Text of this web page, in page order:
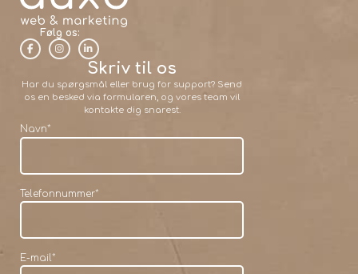
Følg os:
Skriv til os
Har du spørgsmål eller brug for support? Send
os en besked via formularen, og vores team vil
kontakte dig snarest.
Navn*
Telefonnummer*
E-mail*